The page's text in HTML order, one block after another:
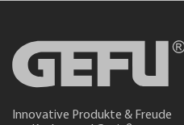
Innovative Produkte & Freude